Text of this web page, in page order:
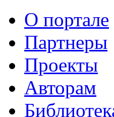
О портале
Партнеры
Проекты
Авторам